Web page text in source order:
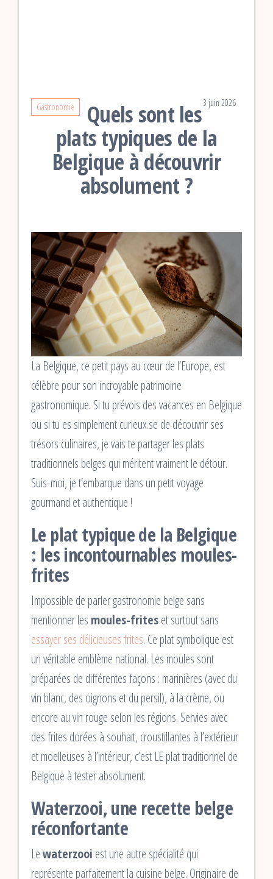
Gastronomie 3 juin 2026
Quels sont les
plats typiques de la
Belgique à découvrir
absolument ?
La Belgique, ce petit pays au cœur de l’Europe, est
célèbre pour son incroyable patrimoine
gastronomique. Si tu prévois des vacances en Belgique
ou si tu es simplement curieux.se de découvrir ses
trésors culinaires, je vais te partager les plats
traditionnels belges qui méritent vraiment le détour.
Suis-moi, je t’embarque dans un petit voyage
gourmand et authentique !
Le plat typique de la Belgique
: les incontournables moules-
frites
Impossible de parler gastronomie belge sans
mentionner les moules-friteset surtout sans
essayer ses délicieuses frites. Ce plat symbolique est
un véritable emblème national. Les moules sont
préparées de différentes façons : marinières (avec du
vin blanc, des oignons et du persil), à la crème, ou
encore au vin rouge selon les régions. Servies avec
des frites dorées à souhait, croustillantes à l’extérieur
et moelleuses à l’intérieur, c’est LE plat traditionnel de
Belgique à tester absolument.
Waterzooi, une recette belge
réconfortante
Lewaterzooi est une autre spécialité qui
représente parfaitement la cuisine belge. Originaire de